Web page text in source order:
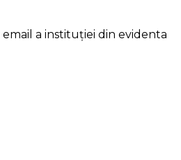
a instituției din evidenta